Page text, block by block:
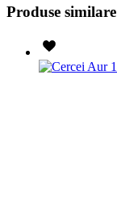
Produse similare